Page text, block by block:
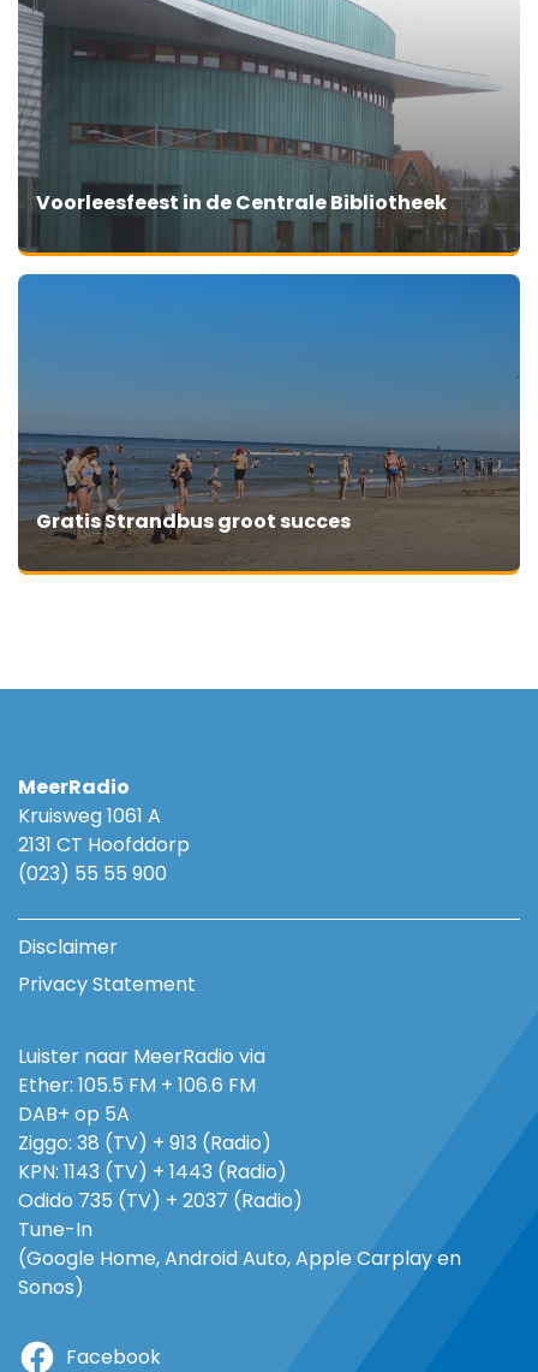
Voorleesfeest in de Centrale Bibliotheek
Gratis Strandbus groot succes
MeerRadio
Kruisweg 1061 A
2131 CT Hoofddorp
(023) 55 55 900
Disclaimer
Privacy Statement
Luister naar MeerRadio via
Ether: 105.5 FM + 106.6 FM
DAB+ op 5A
Ziggo: 38 (TV) + 913 (Radio)
KPN: 1143 (TV) + 1443 (Radio)
Odido 735 (TV) + 2037 (Radio)
Tune-In
(Google Home, Android Auto, Apple Carplay en
Sonos)
Facebook